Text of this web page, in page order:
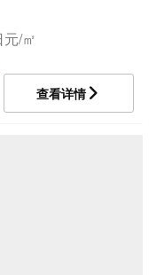
/㎡
查看详情